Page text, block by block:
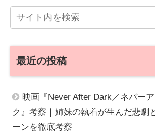
最近の投稿
映画『Never After Dark／ネバー
ク』考察｜姉妹の執着が生んだ悲劇
ーンを徹底考察